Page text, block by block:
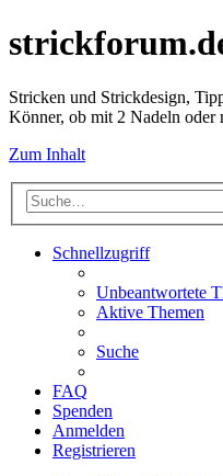
Stricken und Strickdesign,
Könner, ob mit 2 Nadeln oder
Zum Inhalt
Schnellzugriff
Unbeantwortete
Aktive Themen
Suche
FAQ
Spenden
Anmelden
Registrieren